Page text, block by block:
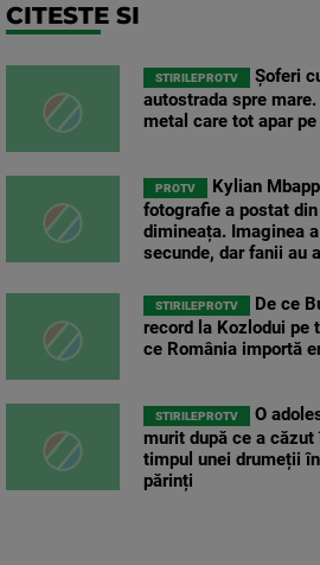
CITESTE SI
STIRILEPROTV
Șoferi
autostrada spre
metal care tot apar pe
PROTV
Kylian
fotografie a postat
dimineața. Imaginea
secunde, dar fanii au
STIRILEPROTV
De ce
record la Kozlodui pe
ce România importă
STIRILEPROTV
O
murit după ce a
timpul unei drumeții
părinți